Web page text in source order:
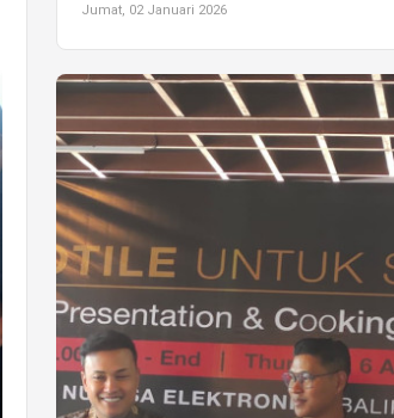
Jumat, 02 Januari 2026